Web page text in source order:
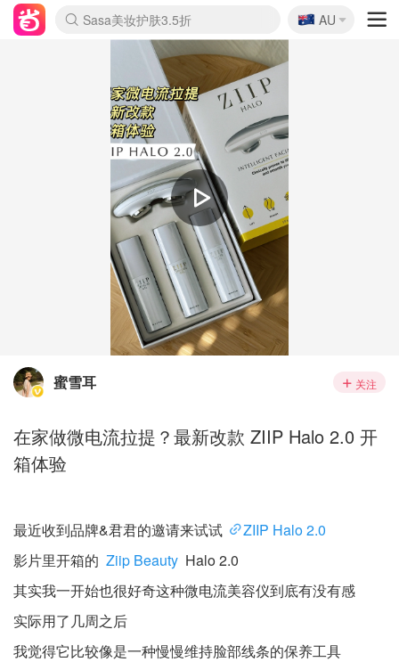
lululemon折扣上新
Sasa美妆护肤3.5折
SSENSE年中2.5折
FreshBeauty好价汇总
Cettire降价+叠9折
WWS Coles超市实拍
viagogo二手票捡漏
Myer超级周末
The Outnet奢牌1折起
David Jones 3折起
Flannels大牌1折
Perfumes Club护肤1折
AMIRO面罩$251
Amazon折扣汇总
eToro入金$200送$50
Amazon数码好物
ICONIC本周7.5折
ThedoubleF高奢地板价
Moose Knuckles 6折
丝芙兰5折起
EUFY摄像头$98
Selenichast首饰2折
Trip机票酒店促销
YSL送5件彩妆礼
Amazon家居好物
Amazon美妆护肤
过敏原检测盒$33
伊索独家赠50ml沐浴露
科颜氏高保湿面霜$29
SEALIFE海洋馆门票6折
丝塔芙大白罐$16
订阅Newsletter送香薰
Cult Beauty 6.8折
Harrods圣诞日历$525
LN-CC奢牌私促3折
d'Alba空姐喷雾$16
EVE LOM套装£56
Bernardelli独家4折
Adore Beauty 6折起
Mytheresa奢品2.7折
Luxury Escapes 9折
Currentbody美容仪$881
MOON Garden Live
Roborock扫地机$649
Tingo Life水杯$24
Valentino官网5折
CR洗护套装$23
修丽可4件套$159
Myer彩妆2件7折
GANNI官网4.5折
Stylevana韩妆4折
Tessabit高奢8.5折
OGX洗发水$11
Amazon阿德莱德次日达
卡诗8.5折+赠礼
Philips Hue灯具8折
🇦🇺
AU
蜜雪耳 关注
在家做微电流拉提？最新改款 ZIIP Halo 2.0 开
箱体验
最近收到品牌&君君的邀请来试试
ZIIP Halo 2.0
影片里开箱的 Ziip Beauty Halo 2.0
其实我一开始也很好奇这种微电流美容仪到底有没有感
实际用了几周之后
我觉得它比较像是一种慢慢维持脸部线条的保养工具